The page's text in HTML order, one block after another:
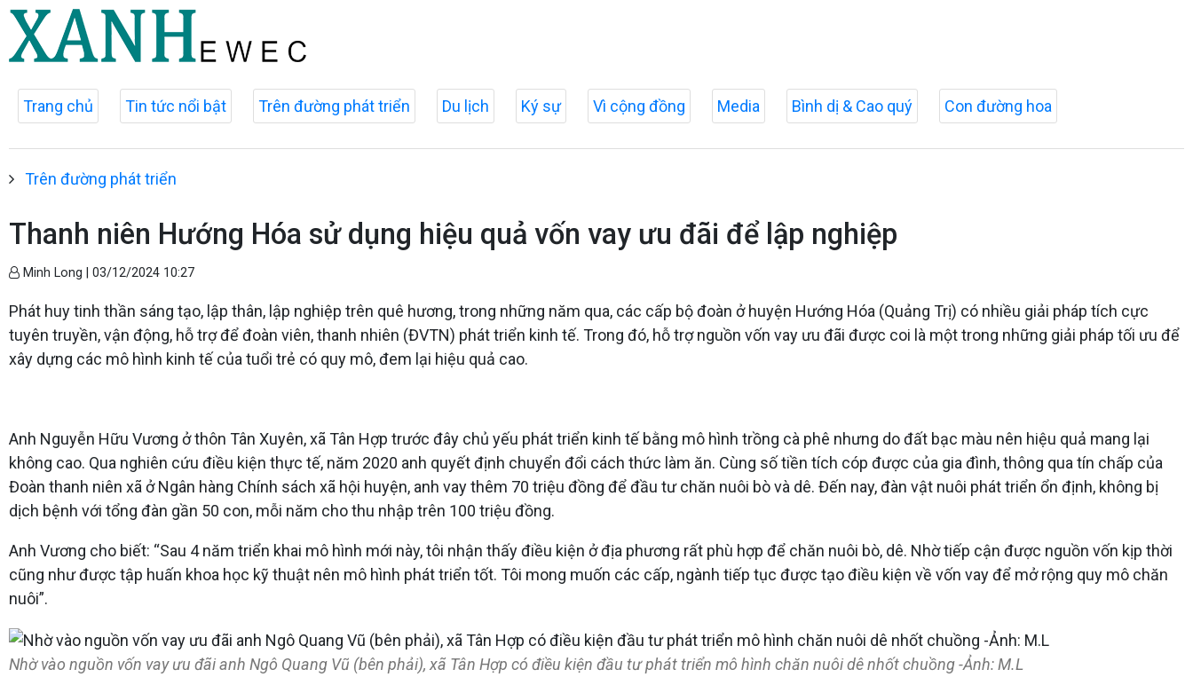
Trang chủ Tin tức nổi bật Trên đường phát triển Du lịch Ký sự Vì cộng đồng Media Bình dị & Cao quý Con đường hoa
Trên đường phát triển
Thanh niên Hướng Hóa sử dụng hiệu quả vốn vay ưu đãi để lập nghiệp
Minh Long | 03/12/2024 10:27
Phát huy tinh thần sáng tạo, lập thân, lập nghiệp trên quê hương, trong những năm qua, các cấp bộ đoàn ở huyện Hướng Hóa (Quảng Trị) có nhiều giải pháp tích cực
tuyên truyền, vận động, hỗ trợ để đoàn viên, thanh nhiên (ĐVTN) phát triển kinh tế. Trong đó, hỗ trợ nguồn vốn vay ưu đãi được coi là một trong những giải pháp tối ưu để
xây dựng các mô hình kinh tế của tuổi trẻ có quy mô, đem lại hiệu quả cao.
Anh Nguyễn Hữu Vương ở thôn Tân Xuyên, xã Tân Hợp trước đây chủ yếu phát triển kinh tế bằng mô hình trồng cà phê nhưng do đất bạc màu nên hiệu quả mang lại
không cao. Qua nghiên cứu điều kiện thực tế, năm 2020 anh quyết định chuyển đổi cách thức làm ăn. Cùng số tiền tích cóp được của gia đình, thông qua tín chấp của
Đoàn thanh niên xã ở Ngân hàng Chính sách xã hội huyện, anh vay thêm 70 triệu đồng để đầu tư chăn nuôi bò và dê. Đến nay, đàn vật nuôi phát triển ổn định, không bị
dịch bệnh với tổng đàn gần 50 con, mỗi năm cho thu nhập trên 100 triệu đồng.
Anh Vương cho biết: “Sau 4 năm triển khai mô hình mới này, tôi nhận thấy điều kiện ở địa phương rất phù hợp để chăn nuôi bò, dê. Nhờ tiếp cận được nguồn vốn kịp thời
cũng như được tập huấn khoa học kỹ thuật nên mô hình phát triển tốt. Tôi mong muốn các cấp, ngành tiếp tục được tạo điều kiện về vốn vay để mở rộng quy mô chăn
nuôi”.
Nhờ vào nguồn vốn vay ưu đãi anh Ngô Quang Vũ (bên phải), xã Tân Hợp có điều kiện đầu tư phát triển mô hình chăn nuôi dê nhốt chuồng -Ảnh: M.L